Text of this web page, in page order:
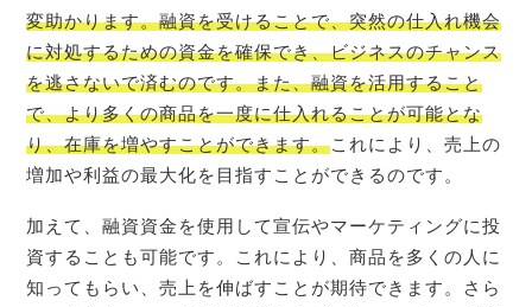
変助かります。融資を受けることで、突然の仕入れ機会
に対処するための資金を確保でき、ビジネスのチャンス
を逃さないで済むのです。また、融資を活用すること
で、より多くの商品を一度に仕入れることが可能とな
り、在庫を増やすことができます。これにより、売上の
増加や利益の最大化を目指すことができるのです。
加えて、融資資金を使用して宣伝やマーケティングに投
資することも可能です。これにより、商品を多くの人に
知ってもらい、売上を伸ばすことが期待できます。さら